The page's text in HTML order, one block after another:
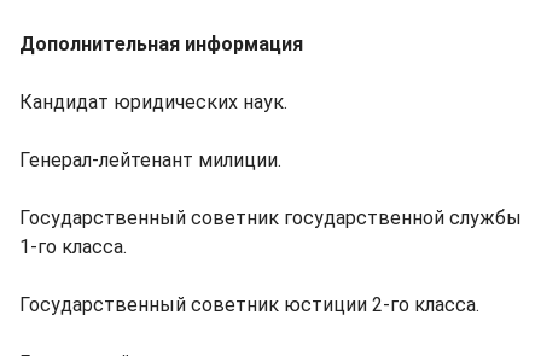
Дополнительная информация
Кандидат юридических наук.
Генерал-лейтенант милиции.
Государственный советник государственной службы
1-го класса.
Государственный советник юстиции 2-го класса.